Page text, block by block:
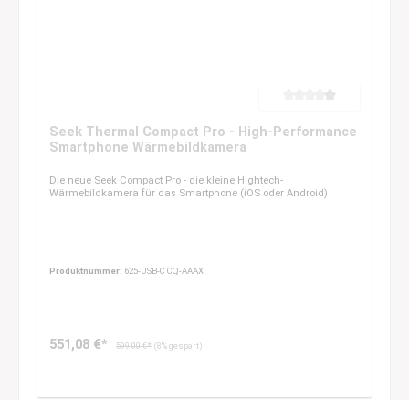
Seek Thermal Compact Pro - High-Performance
Smartphone Wärmebildkamera
Die neue Seek Compact Pro - die kleine Hightech-
Wärmebildkamera für das Smartphone (iOS oder Android)
Produktnummer: 625-USB-C CQ-AAAX
551,08 €* 599,00 €* (8% gespart)